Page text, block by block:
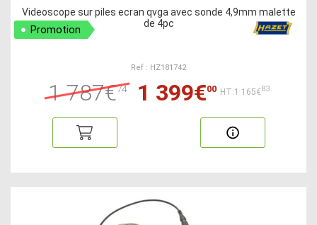
Videoscope sur piles ecran qvga avec sonde 4,9mm malette
de 4pc
Promotion
Ref : HZ181742
1 787€74 1 399€00 HT:1 165€83